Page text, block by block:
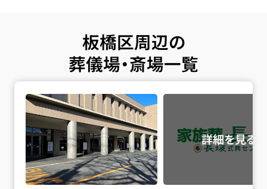
す。火葬は民営の戸田葬祭場などを利用します。火葬料金
は通常80,000円（最上等）でご利用いただけます。ただ
し、区民葬儀制度の加盟店である家族葬の長坂なら、
59,600円（非課税）の特別料金で行うことができます。病
用安置室またはご自宅へご搬送いたします。24時間365
日、深夜早朝でも対応できる体制が整っておりますので安
心してご連絡ください。
板橋区周辺の
葬儀場・斎場一覧